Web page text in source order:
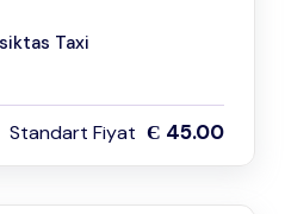
Taxi
Standart Fiyat Є 45.00